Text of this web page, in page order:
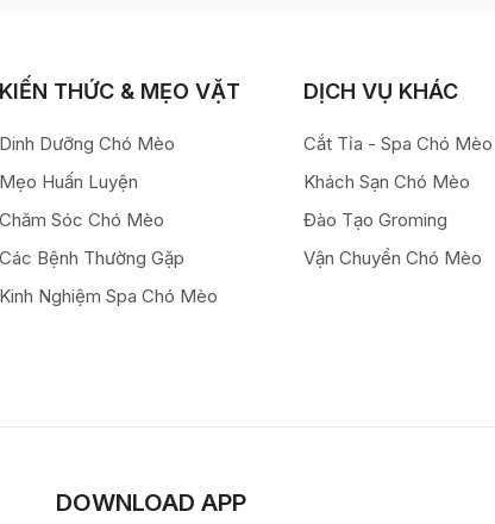
KIẾN THỨC & MẸO VẶT
Dinh Dưỡng Chó Mèo
Mẹo Huấn Luyện
Chăm Sóc Chó Mèo
Các Bệnh Thường Gặp
Kinh Nghiệm Spa Chó Mèo
DỊCH VỤ KHÁC
Cắt Tỉa - Spa Chó Mèo
Khách Sạn Chó Mèo
Đào Tạo Groming
Vận Chuyển Chó Mèo
DOWNLOAD APP